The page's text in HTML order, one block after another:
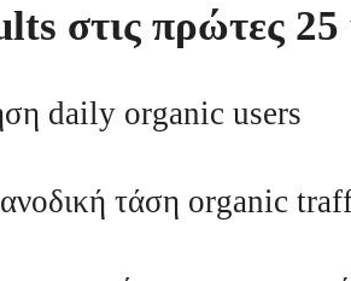
στις πρώτες 25
daily organic users
τάση organic